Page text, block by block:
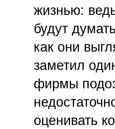
жизнью:
будут
как они
заметил
фирмы
оценивать